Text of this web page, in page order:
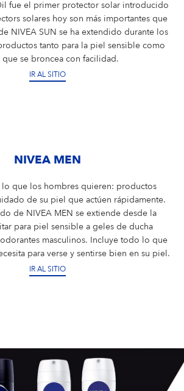
fue el primer protector solar introducido
solares hoy son más importantes que
NIVEA SUN se ha extendido durante los
tanto para la piel sensible como
que se broncea con facilidad.
IR AL SITIO
NIVEA MEN
lo que los hombres quieren: productos
de su piel que actúen rápidamente.
de NIVEA MEN se extiende desde la
para piel sensible a geles de ducha
masculinos. Incluye todo lo que
para verse y sentirse bien en su piel.
IR AL SITIO